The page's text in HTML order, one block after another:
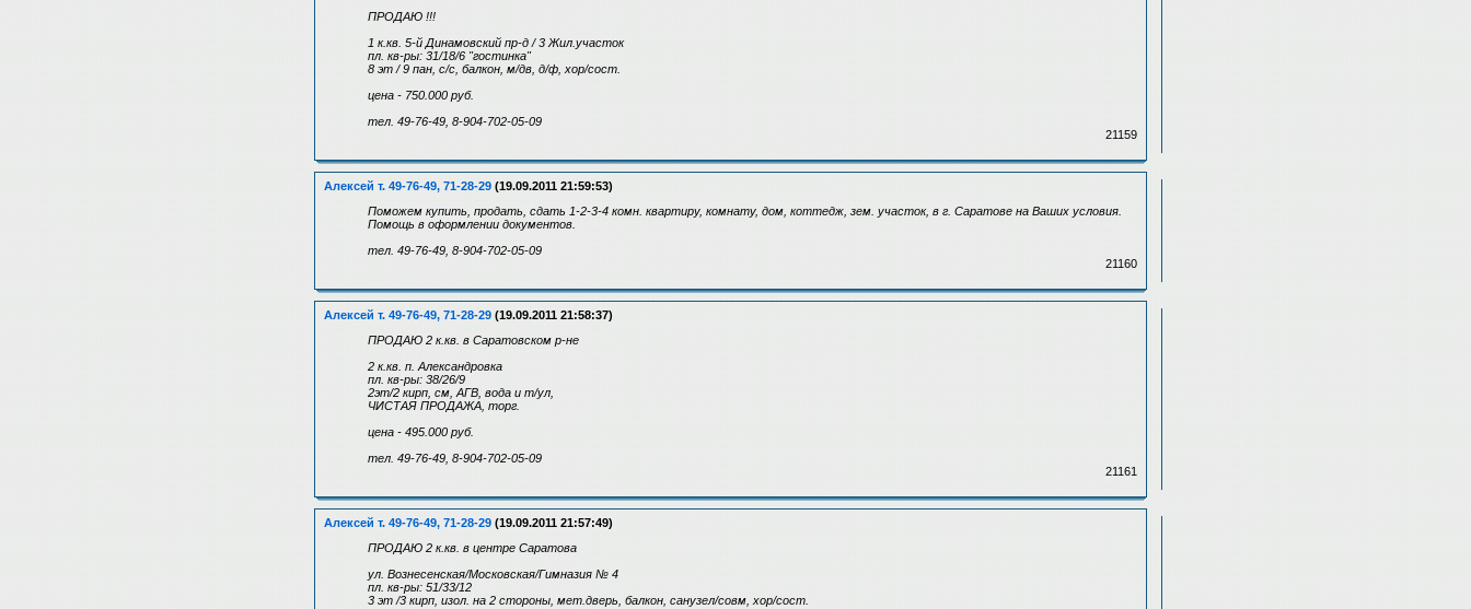
ПРОДАЮ !!!
1 к.кв. 5-й Динамовский пр-д / 3 Жил.участок
пл. кв-ры: 31/18/6 "гостинка"
8 эт / 9 пан, с/с, балкон, м/дв, д/ф, хор/сост.
цена - 750.000 руб.
тел. 49-76-49, 8-904-702-05-09
21159
Алексей т. 49-76-49, 71-28-29 (19.09.2011 21:59:53)
Поможем купить, продать, сдать 1-2-3-4 комн. квартиру, комнату, дом, коттедж, зем. участок, в г. Саратове на Ваших условия.
Помощь в оформлении документов.
тел. 49-76-49, 8-904-702-05-09
21160
Алексей т. 49-76-49, 71-28-29 (19.09.2011 21:58:37)
ПРОДАЮ 2 к.кв. в Саратовском р-не
2 к.кв. п. Александровка
пл. кв-ры: 38/26/9
2эт/2 кирп, см, АГВ, вода и т/ул,
ЧИСТАЯ ПРОДАЖА, торг.
цена - 495.000 руб.
тел. 49-76-49, 8-904-702-05-09
21161
Алексей т. 49-76-49, 71-28-29 (19.09.2011 21:57:49)
ПРОДАЮ 2 к.кв. в центре Саратова
ул. Вознесенская/Московская/Гимназия № 4
пл. кв-ры: 51/33/12
3 эт /3 кирп, изол. на 2 стороны, мет.дверь, балкон, санузел/совм, хор/сост.